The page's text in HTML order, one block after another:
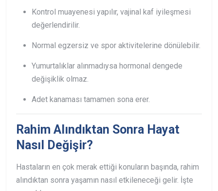
Kontrol muayenesi yapılır, vajinal kaf iyileşmesi
değerlendirilir.
Normal egzersiz ve spor aktivitelerine dönülebilir.
Yumurtalıklar alınmadıysa hormonal dengede
değişiklik olmaz.
Adet kanaması tamamen sona erer.
Rahim Alındıktan Sonra Hayat
Nasıl Değişir?
Hastaların en çok merak ettiği konuların başında, rahim
alındıktan sonra yaşamın nasıl etkileneceği gelir. İşte